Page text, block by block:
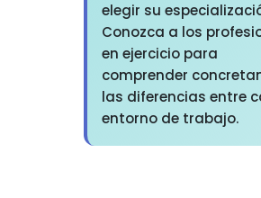
elegir su
Conozca a los
en ejercicio para
comprender
las diferencias entre
entorno de trabajo.